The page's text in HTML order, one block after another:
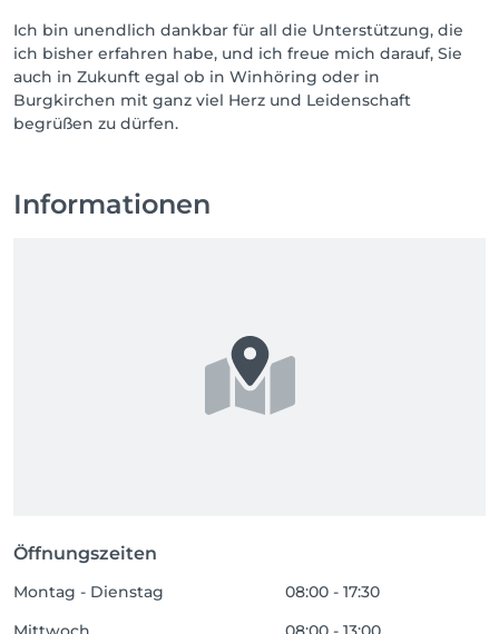
Ich bin unendlich dankbar für all die Unterstützung, die
ich bisher erfahren habe, und ich freue mich darauf, Sie
auch in Zukunft egal ob in Winhöring oder in
Burgkirchen mit ganz viel Herz und Leidenschaft
begrüßen zu dürfen.
Informationen
Öffnungszeiten
Montag - Dienstag
08:00 - 17:30